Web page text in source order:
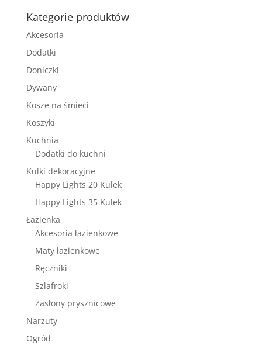
Kategorie produktów
Akcesoria
Dodatki
Doniczki
Dywany
Kosze na śmieci
Koszyki
Kuchnia
Dodatki do kuchni
Kulki dekoracyjne
Happy Lights 20 Kulek
Happy Lights 35 Kulek
Łazienka
Akcesoria łazienkowe
Maty łazienkowe
Ręczniki
Szlafroki
Zasłony prysznicowe
Narzuty
Ogród